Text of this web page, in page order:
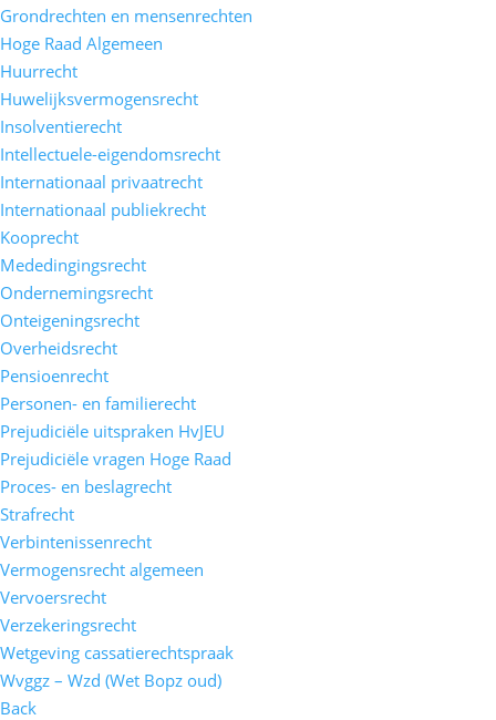
Grondrechten en mensenrechten
Hoge Raad Algemeen
Huurrecht
Huwelijksvermogensrecht
Insolventierecht
Intellectuele-eigendomsrecht
Internationaal privaatrecht
Internationaal publiekrecht
Kooprecht
Mededingingsrecht
Ondernemingsrecht
Onteigeningsrecht
Overheidsrecht
Pensioenrecht
Personen- en familierecht
Prejudiciële uitspraken HvJEU
Prejudiciële vragen Hoge Raad
Proces- en beslagrecht
Strafrecht
Verbintenissenrecht
Vermogensrecht algemeen
Vervoersrecht
Verzekeringsrecht
Wetgeving cassatierechtspraak
Wvggz – Wzd (Wet Bopz oud)
Back